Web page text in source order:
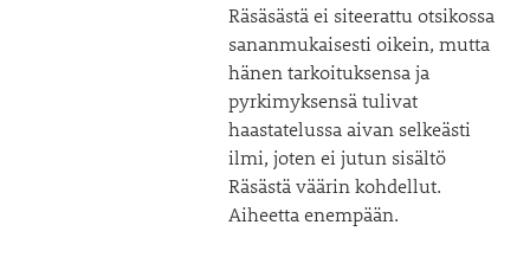
Räsäsästä ei siteerattu otsikossa
sananmukaisesti oikein, mutta
hänen tarkoituksensa ja
pyrkimyksensä tulivat
haastatelussa aivan selkeästi
ilmi, joten ei jutun sisältö
Räsästä väärin kohdellut.
Aiheetta enempään.